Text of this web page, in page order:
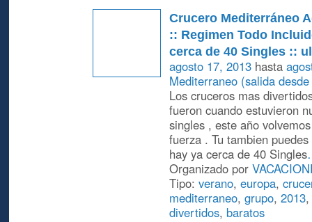
Crucero Mediterráneo
:: Regimen Todo
cerca de 40 Singles ::
agosto 17, 2013hasta
Mediterraneo (salida
Los cruceros mas
fueron cuando estuvieron
singles , este año
fuerza . Tu tambien
hay ya cerca de 40 Singles
Organizado por
Tipo: verano, europa,
mediterraneo, grupo, 2013,
divertidos, baratos